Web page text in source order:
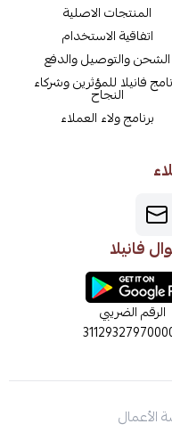
المنتجات الاصلية
اتفاقية الاستخدام
الشحن والتوصيل والدفع
فانيلا للمؤثرين وشركاء
النجاح
برنامج ولاء العملاء
فانيلا
الرقم الضريبي
الأعمال